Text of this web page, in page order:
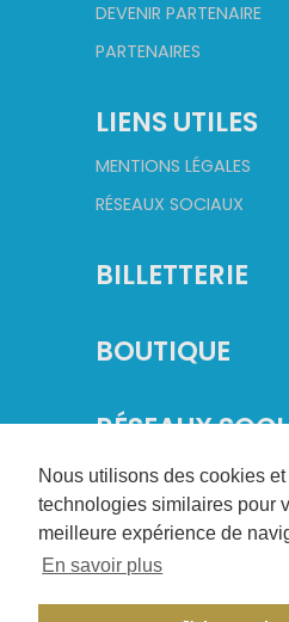
Nous utilisons des cookies
technologies similaires pour
meilleure expérience de
En savoir plus
DEVENIR PARTENAIRE
PARTENAIRES
LIENS UTILES
MENTIONS LÉGALES
RÉSEAUX SOCIAUX
BILLETTERIE
BOUTIQUE
RÉSEAUX